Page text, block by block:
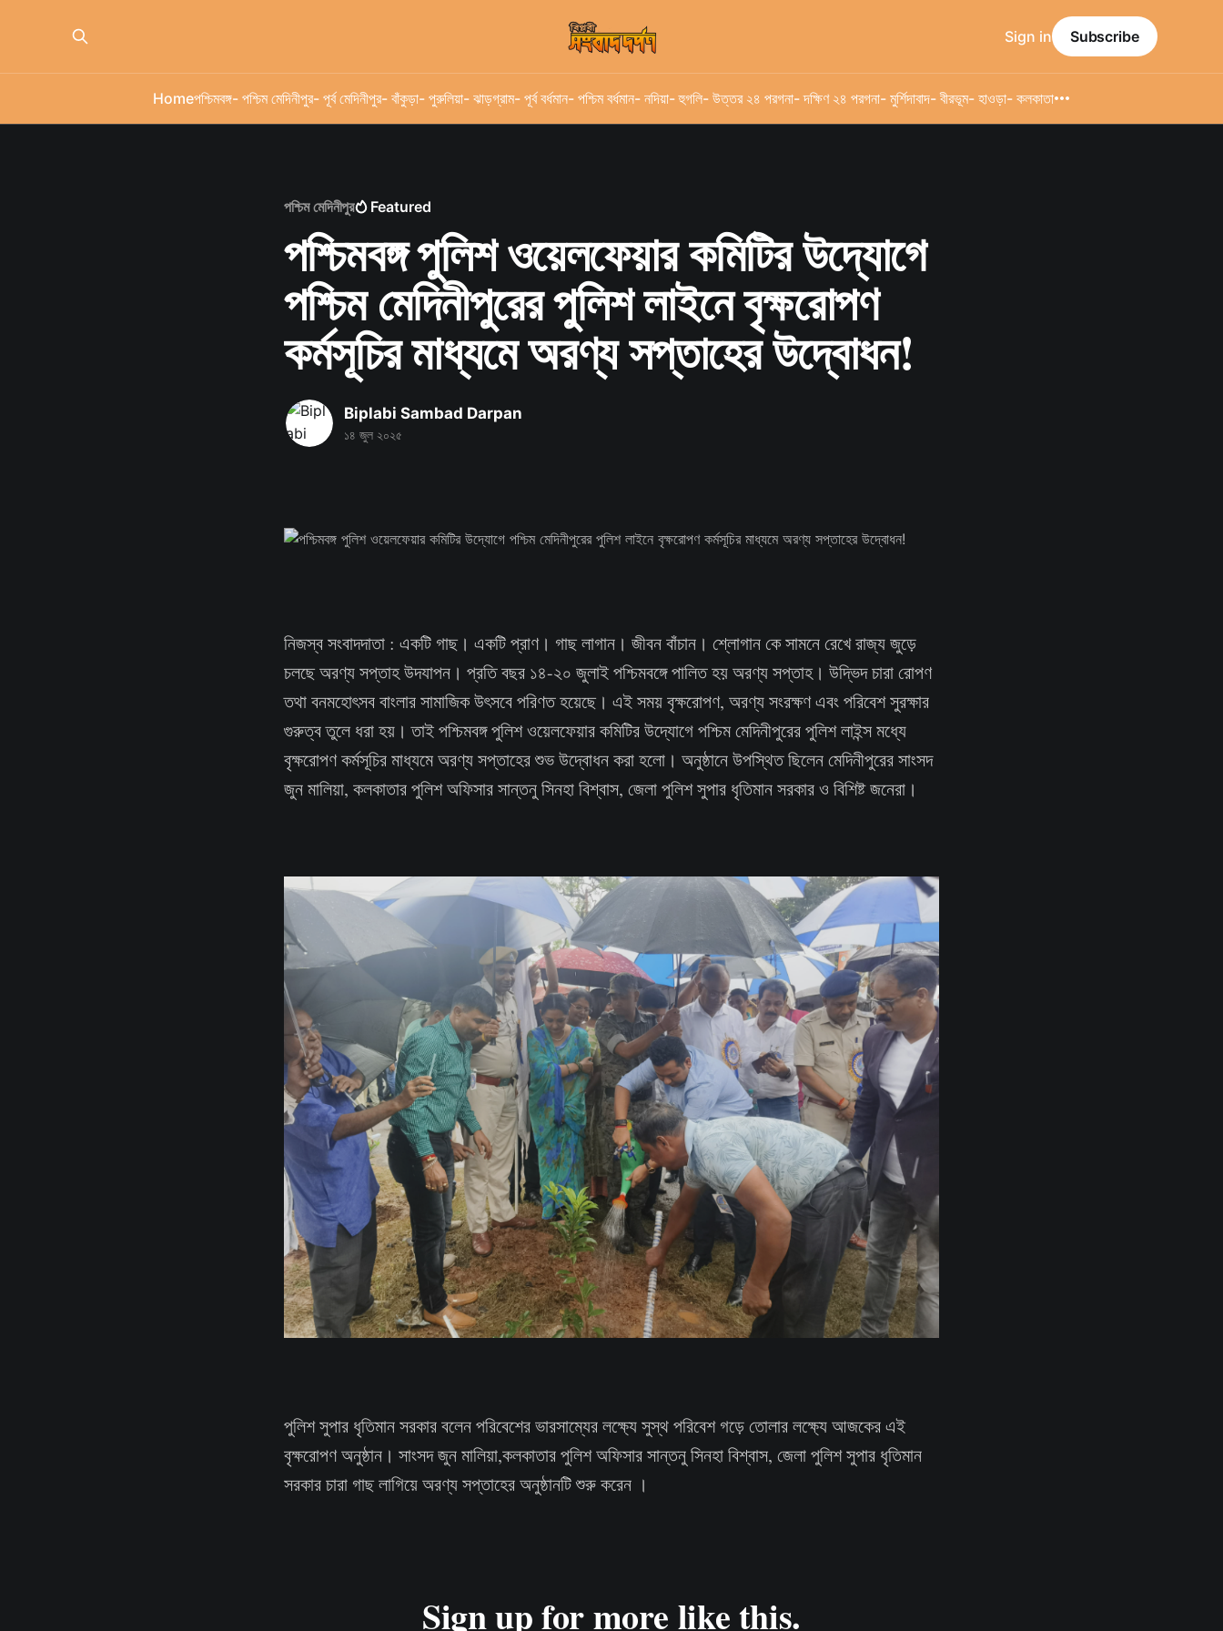
Homeপশ্চিমবঙ্গ- পশ্চিম মেদিনীপুর- পূর্ব মেদিনীপুর- বাঁকুড়া- পুরুলিয়া- ঝাড়গ্রাম- পূর্ব বর্ধমান- পশ্চিম বর্ধমান- নদিয়া- হুগলি- উত্তর ২৪ পরগনা- দক্ষিণ ২৪ পরগনা- মুর্শিদাবাদ- বীরভূম- হাওড়া- কলকাতা
Sign in Subscribe
পশ্চিম মেদিনীপুর Featured
পশ্চিমবঙ্গ পুলিশ ওয়েলফেয়ার কমিটির উদ্যোগে
পশ্চিম মেদিনীপুরের পুলিশ লাইনে বৃক্ষরোপণ
কর্মসূচির মাধ্যমে অরণ্য সপ্তাহের উদ্বোধন!
Biplabi Sambad Darpan
১৪ জুল ২০২৫
নিজস্ব সংবাদদাতা : একটি গাছ। একটি প্রাণ। গাছ লাগান। জীবন বাঁচান। শ্লোগান কে সামনে রেখে রাজ্য জুড়ে
চলছে অরণ্য সপ্তাহ উদযাপন। প্রতি বছর ১৪-২০ জুলাই পশ্চিমবঙ্গে পালিত হয় অরণ্য সপ্তাহ। উদ্ভিদ চারা রোপণ
তথা বনমহোৎসব বাংলার সামাজিক উৎসবে পরিণত হয়েছে। এই সময় বৃক্ষরোপণ, অরণ্য সংরক্ষণ এবং পরিবেশ সুরক্ষার
গুরুত্ব তুলে ধরা হয়। তাই পশ্চিমবঙ্গ পুলিশ ওয়েলফেয়ার কমিটির উদ্যোগে পশ্চিম মেদিনীপুরের পুলিশ লাইন্স মধ্যে
বৃক্ষরোপণ কর্মসূচির মাধ্যমে অরণ্য সপ্তাহের শুভ উদ্বোধন করা হলো। অনুষ্ঠানে উপস্থিত ছিলেন মেদিনীপুরের সাংসদ
জুন মালিয়া, কলকাতার পুলিশ অফিসার সান্তনু সিনহা বিশ্বাস, জেলা পুলিশ সুপার ধৃতিমান সরকার ও বিশিষ্ট জনেরা।
পুলিশ সুপার ধৃতিমান সরকার বলেন পরিবেশের ভারসাম্যের লক্ষ্যে সুস্থ পরিবেশ গড়ে তোলার লক্ষ্যে আজকের এই
বৃক্ষরোপণ অনুষ্ঠান। সাংসদ জুন মালিয়া,কলকাতার পুলিশ অফিসার সান্তনু সিনহা বিশ্বাস, জেলা পুলিশ সুপার ধৃতিমান
সরকার চারা গাছ লাগিয়ে অরণ্য সপ্তাহের অনুষ্ঠানটি শুরু করেন ।
Sign up for more like this.